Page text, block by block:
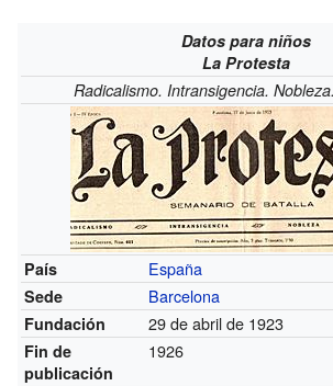
Datos para niños
La Protesta
Radicalismo. Intransigencia.
País España
Sede Barcelona
Fundación 29 de abril de 1923
Fin de
publicación
1926